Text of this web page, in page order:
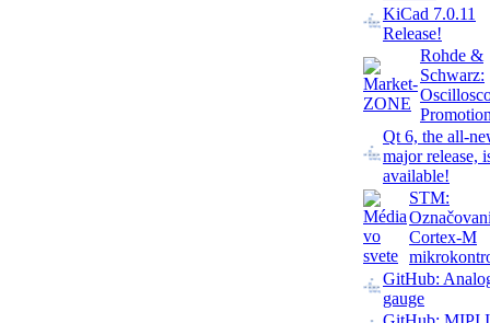
KiCad 7.0.11
Release!
Rohde &
Schwarz:
Qt 6, the all-
major release,
available!
STM:
Cortex-M
GitHub:
gauge